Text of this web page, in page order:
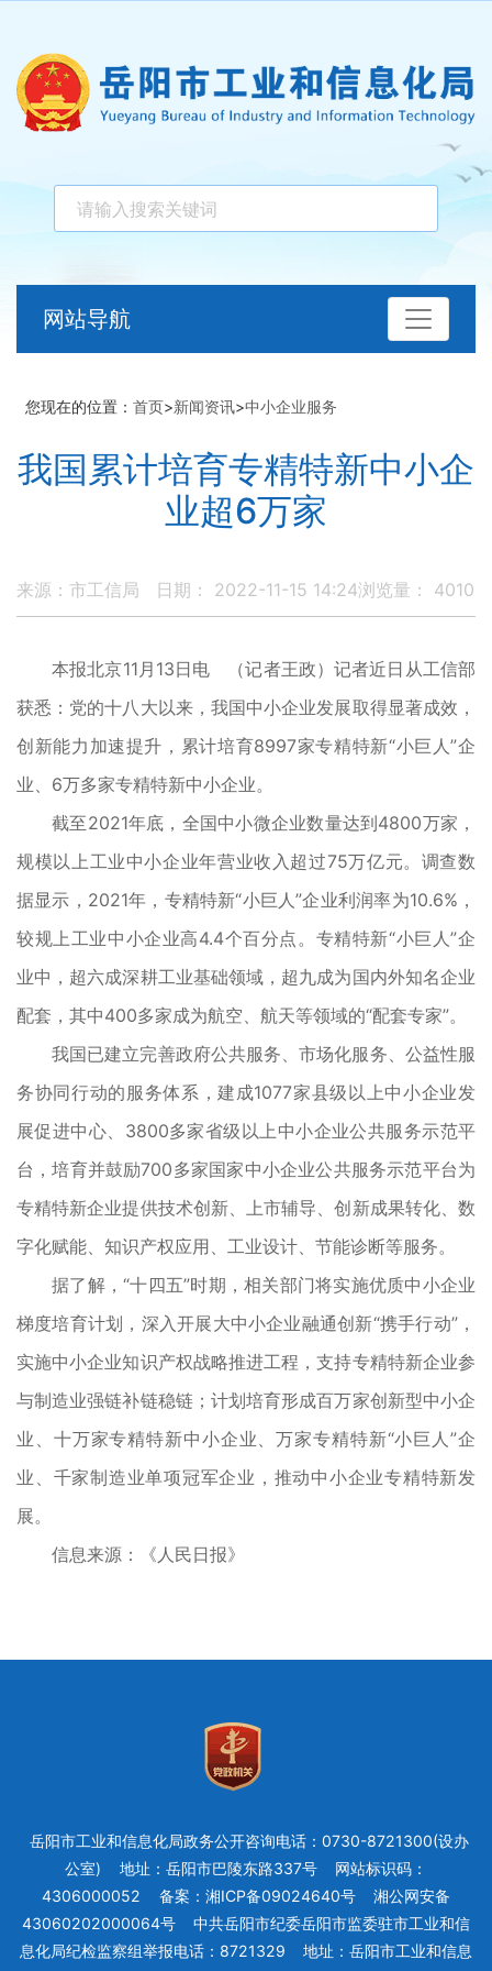
网站导航
您现在的位置： 首页>新闻资讯>中小企业服务
我国累计培育专精特新中小企
业超6万家
来源：市工信局 日期： 2022-11-15 14:24浏览量： 4010
本报北京11月13日电 （记者王政）记者近日从工信部
获悉：党的十八大以来，我国中小企业发展取得显著成效，
创新能力加速提升，累计培育8997家专精特新“小巨人”企
业、6万多家专精特新中小企业。
截至2021年底，全国中小微企业数量达到4800万家，
规模以上工业中小企业年营业收入超过75万亿元。调查数
据显示，2021年，专精特新“小巨人”企业利润率为10.6%，
较规上工业中小企业高4.4个百分点。专精特新“小巨人”企
业中，超六成深耕工业基础领域，超九成为国内外知名企业
配套，其中400多家成为航空、航天等领域的“配套专家”。
我国已建立完善政府公共服务、市场化服务、公益性服
务协同行动的服务体系，建成1077家县级以上中小企业发
展促进中心、3800多家省级以上中小企业公共服务示范平
台，培育并鼓励700多家国家中小企业公共服务示范平台为
专精特新企业提供技术创新、上市辅导、创新成果转化、数
字化赋能、知识产权应用、工业设计、节能诊断等服务。
据了解，“十四五”时期，相关部门将实施优质中小企业
梯度培育计划，深入开展大中小企业融通创新“携手行动”，
实施中小企业知识产权战略推进工程，支持专精特新企业参
与制造业强链补链稳链；计划培育形成百万家创新型中小企
业、十万家专精特新中小企业、万家专精特新“小巨人”企
业、千家制造业单项冠军企业，推动中小企业专精特新发
展。
信息来源：《人民日报》
岳阳市工业和信息化局政务公开咨询电话：0730-8721300(设办
公室)
地址：岳阳市巴陵东路337号
网站标识码：
4306000052
备案：湘ICP备09024640号
湘公网安备
43060202000064号
中共岳阳市纪委岳阳市监委驻市工业和信
息化局纪检监察组举报电话：8721329
地址：岳阳市工业和信息